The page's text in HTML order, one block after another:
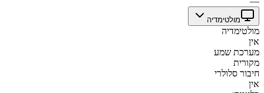
מולטימדיה
מולטימדיה
אין
מערכת שמע
מקורית
חיבור סלולרי
אין